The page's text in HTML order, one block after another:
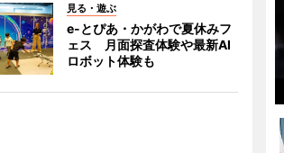
見る・遊ぶ
e-とぴあ・かがわで夏休みフ
ェス 月面探査体験や最新AI
ロボット体験も